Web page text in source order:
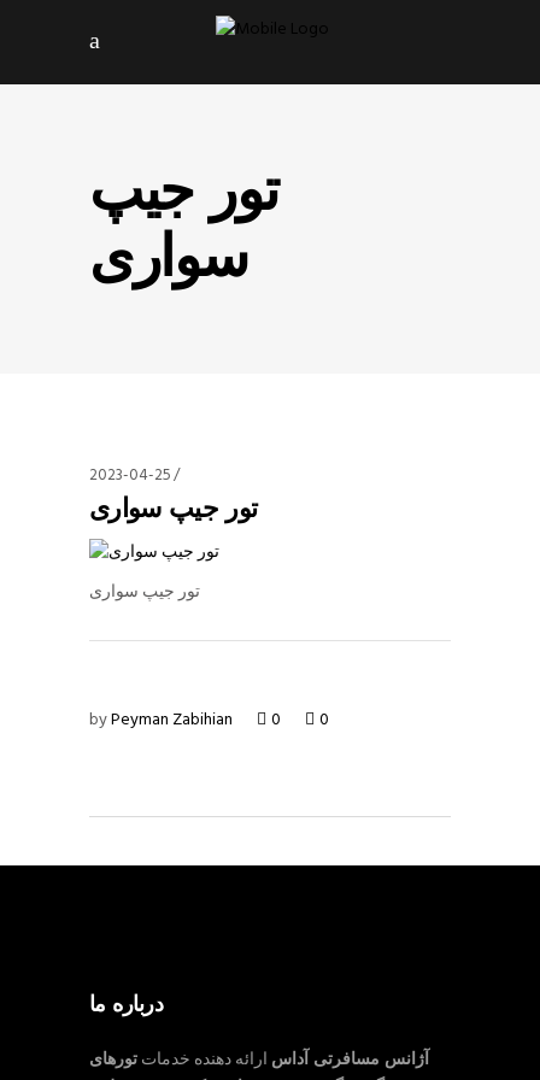
تور جیپ
سواری
2023-04-25
تور جیپ سواری
تور جیپ سواری
byPeyman Zabihian 0 0
درباره ما
آژانس مسافرتی آداس ارائه دهنده خدماتتورهای